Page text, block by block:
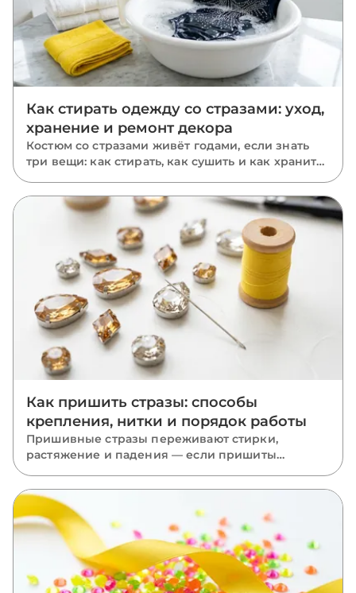
Как стирать одежду со стразами: уход,
хранение и ремонт декора
Костюм со стразами живёт годами, если знать
три вещи: как стирать, как сушить и как хранить.
и машинная стирка, глажка, хранение и ремонт
отклеившихся камней.
Как пришить стразы: способы
крепления, нитки и порядок работы
Пришивные стразы переживают стирки,
растяжение и падения — если пришиты
вести стежки через отверстия, чем отличается
крепление капли, риволи и ромба и какие
ошибки роняют камни.